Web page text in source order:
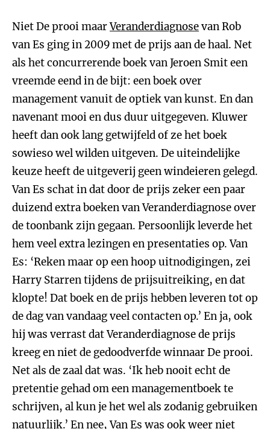
Niet De prooi maarVeranderdiagnosevan Rob
van Es ging in 2009 met de prijs aan de haal. Net
als het concurrerende boek van Jeroen Smit een
vreemde eend in de bijt: een boek over
management vanuit de optiek van kunst. En dan
navenant mooi en dus duur uitgegeven. Kluwer
heeft dan ook lang getwijfeld of ze het boek
sowieso wel wilden uitgeven. De uiteindelijke
keuze heeft de uitgeverij geen windeieren gelegd.
Van Es schat in dat door de prijs zeker een paar
duizend extra boeken van Veranderdiagnose over
de toonbank zijn gegaan. Persoonlijk leverde het
hem veel extra lezingen en presentaties op. Van
Es: ‘Reken maar op een hoop uitnodigingen, zei
Harry Starren tijdens de prijsuitreiking, en dat
klopte! Dat boek en de prijs hebben leveren tot op
de dag van vandaag veel contacten op.’ En ja, ook
hij was verrast dat Veranderdiagnose de prijs
kreeg en niet de gedoodverfde winnaar De prooi.
Net als de zaal dat was. ‘Ik heb nooit echt de
pretentie gehad om een managementboek te
schrijven, al kun je het wel als zodanig gebruiken
natuurlijk.’ En nee, Van Es was ook weer niet